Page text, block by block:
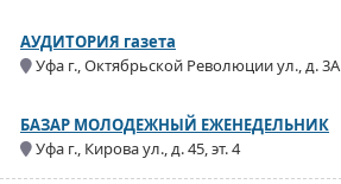
АУДИТОРИЯ газета
Уфа г., Октябрьской Революции ул., д. 3А
БАЗАР МОЛОДЕЖНЫЙ ЕЖЕНЕДЕЛЬНИК
Уфа г., Кирова ул., д. 45, эт. 4